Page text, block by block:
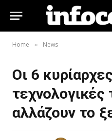
Home » News
Οι 6 κυρίαρχες
τεχνολογικές
αλλάζουν το